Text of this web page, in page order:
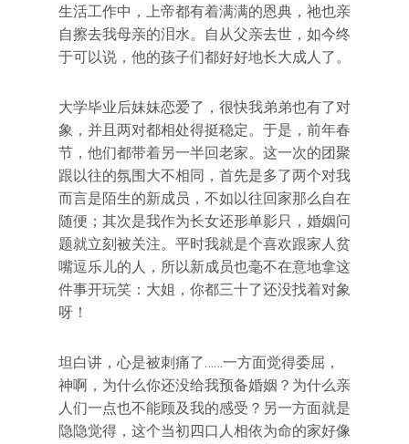
生活工作中，上帝都有着满满的恩典，祂也亲
自擦去我母亲的泪水。自从父亲去世，如今终
于可以说，他的孩子们都好好地长大成人了。
大学毕业后妹妹恋爱了，很快我弟弟也有了对
象，并且两对都相处得挺稳定。于是，前年春
节，他们都带着另一半回老家。这一次的团聚
跟以往的氛围大不相同，首先是多了两个对我
而言是陌生的新成员，不如以往回家那么自在
随便；其次是我作为长女还形单影只，婚姻问
题就立刻被关注。平时我就是个喜欢跟家人贫
嘴逗乐儿的人，所以新成员也毫不在意地拿这
件事开玩笑：大姐，你都三十了还没找着对象
呀！
坦白讲，心是被刺痛了……一方面觉得委屈，
神啊，为什么你还没给我预备婚姻？为什么亲
人们一点也不能顾及我的感受？另一方面就是
隐隐觉得，这个当初四口人相依为命的家好像